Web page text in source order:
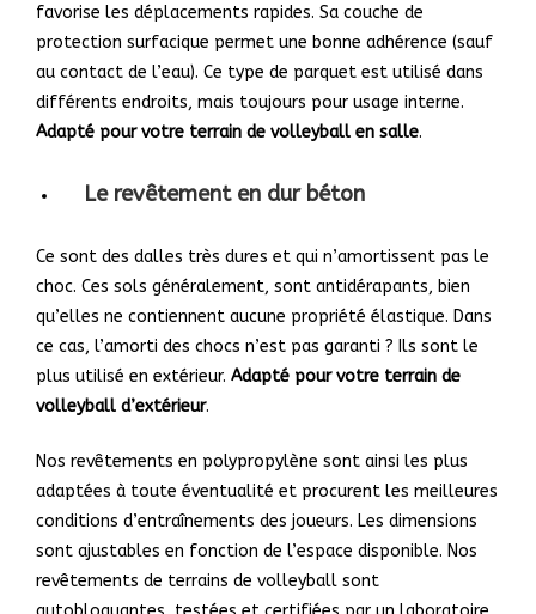
favorise les déplacements rapides. Sa couche de
protection surfacique permet une bonne adhérence (sauf
au contact de l’eau). Ce type de parquet est utilisé dans
différents endroits, mais toujours pour usage interne.
Adapté pour votre terrain de volleyball en salle.
Le revêtement en dur béton
Ce sont des dalles très dures et qui n’amortissent pas le
choc. Ces sols généralement, sont antidérapants, bien
qu’elles ne contiennent aucune propriété élastique. Dans
ce cas, l’amorti des chocs n’est pas garanti ? Ils sont le
plus utilisé en extérieur. Adapté pour votre terrain de
volleyball d’extérieur.
Nos revêtements en polypropylène sont ainsi les plus
adaptées à toute éventualité et procurent les meilleures
conditions d’entraînements des joueurs. Les dimensions
sont ajustables en fonction de l’espace disponible. Nos
revêtements de terrains de volleyball sont